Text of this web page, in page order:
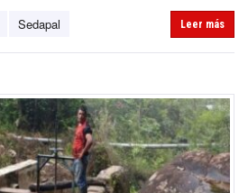
Sedapal Leer más